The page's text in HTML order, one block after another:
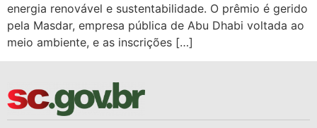
energia renovável e sustentabilidade. O prêmio é gerido
pela Masdar, empresa pública de Abu Dhabi voltada ao
meio ambiente, e as inscrições […]